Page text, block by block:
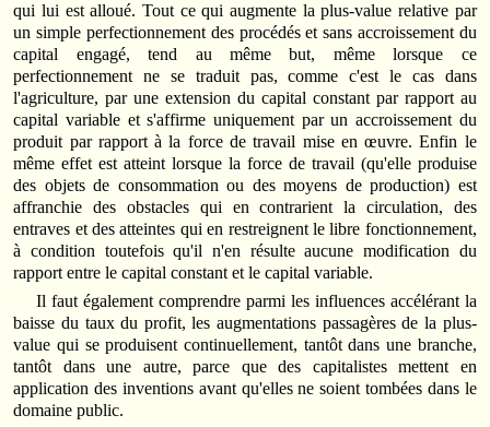
qui lui est alloué. Tout ce qui augmente la plus-value relative par
un simple perfectionnement des procédés et sans accroissement du
capital engagé, tend au même but, même lorsque ce
perfectionnement ne se traduit pas, comme c'est le cas dans
l'agriculture, par une extension du capital constant par rapport au
capital variable et s'affirme uniquement par un accroissement du
produit par rapport à la force de travail mise en œuvre. Enfin le
même effet est atteint lorsque la force de travail (qu'elle produise
des objets de consommation ou des moyens de production) est
affranchie des obstacles qui en contrarient la circulation, des
entraves et des atteintes qui en restreignent le libre fonctionnement,
à condition toutefois qu'il n'en résulte aucune modification du
rapport entre le capital constant et le capital variable.
Il faut également comprendre parmi les influences accélérant la
baisse du taux du profit, les augmentations passagères de la plus-
value qui se produisent continuellement, tantôt dans une branche,
tantôt dans une autre, parce que des capitalistes mettent en
application des inventions avant qu'elles ne soient tombées dans le
domaine public.